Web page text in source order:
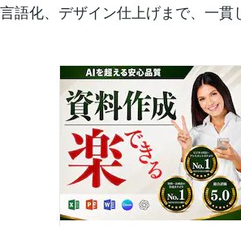
語化、デザイン仕上げまで、一貫